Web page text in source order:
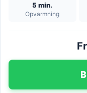
5 min.
Opvarmning